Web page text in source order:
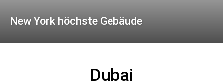
New York höchste Gebäude
Dubai